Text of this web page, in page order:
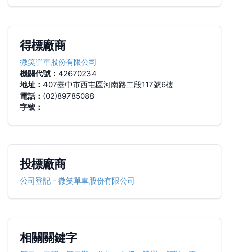
得標廠商
微笑單車股份有限公司
機關代號： 42670234
地址： 407臺中市西屯區河南路二段117號6樓
電話： (02)89785088
字號：
投標廠商
公司登記- 微笑單車股份有限公司
相關關鍵字